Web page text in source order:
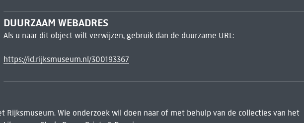
DUURZAAM WEBADRES
Als u naar dit object wilt verwijzen, gebruik dan de duurzame URL:
https://id.rijksmuseum.nl/300193367
Wie onderzoek wil doen naar of met behulp van de collecties van het